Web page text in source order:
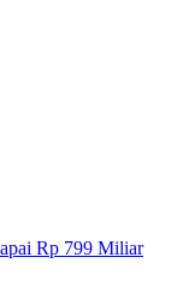
Rp 799 Miliar